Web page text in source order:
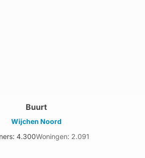
Buurt
Wijchen Noord
4.300Woningen: 2.091